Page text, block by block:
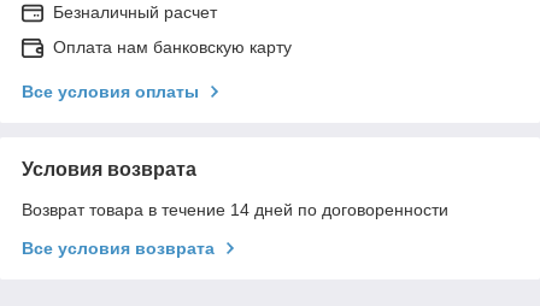
Безналичный расчет
Оплата нам банковскую карту
Все условия оплаты
Условия возврата
Возврат товара в течение 14 дней по договоренности
Все условия возврата